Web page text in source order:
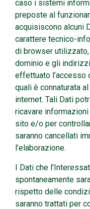
caso i sistemi
preposte al
acquisiscono alcuni
carattere tecnico-
di browser
dominio e gli
effettuato l’accesso
quali è connaturata
internet. Tali Dati
ricavare
sito e/o per
saranno cancellati
l’elaborazione.
I Dati che
spontaneamente
rispetto delle
saranno trattati per